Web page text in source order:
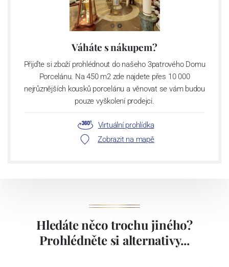
Váháte s nákupem?
Přijďte si zboží prohlédnout do našeho 3patrového Domu
Porcelánu. Na 450 m2 zde najdete přes 10 000
nejrůznějších kousků porcelánu a věnovat se vám budou
pouze vyškolení prodejci.
Virtuální prohlídka
Zobrazit na mapě
Hledáte něco trochu jiného?
Prohlédněte si alternativy...